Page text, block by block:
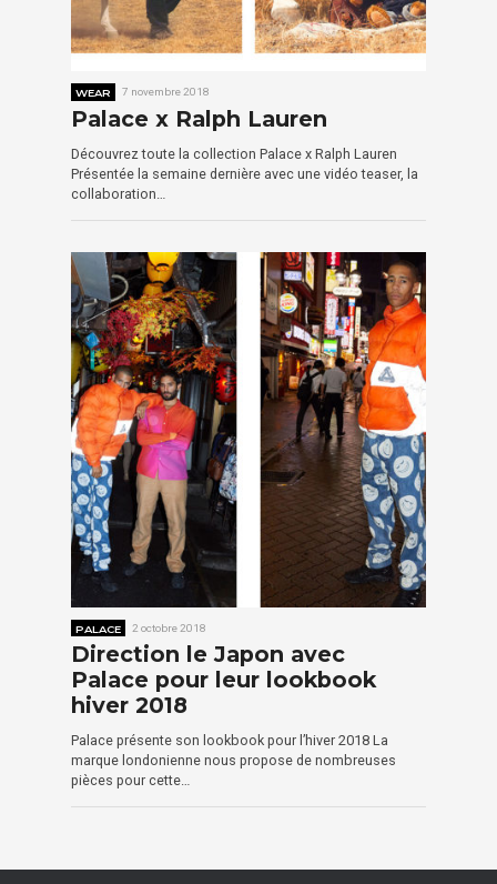
WEAR 7 novembre 2018
Palace x Ralph Lauren
Découvrez toute la collection Palace x Ralph Lauren
Présentée la semaine dernière avec une vidéo teaser, la
collaboration…
PALACE 2 octobre 2018
Direction le Japon avec
Palace pour leur lookbook
hiver 2018
Palace présente son lookbook pour l’hiver 2018 La
marque londonienne nous propose de nombreuses
pièces pour cette…